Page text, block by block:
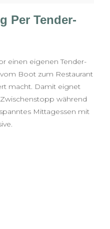
Per Tender-
einen eigenen Tender-
Boot zum Restaurant
macht. Damit eignet
während
Mittagessen mit